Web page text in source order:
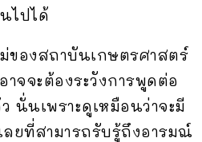
ไปได้
ของสถาบันเกษตรศาสตร์
จจะต้องระวังการพูดต่อ
นั่นเพราะดูเหมือนว่าจะมี
ยที่สามารถรับรู้ถึงอารมณ์